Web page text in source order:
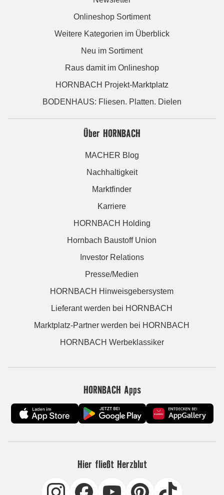
Onlineshop Sortiment
Weitere Kategorien im Überblick
Neu im Sortiment
Raus damit im Onlineshop
HORNBACH Projekt-Marktplatz
BODENHAUS: Fliesen. Platten. Dielen
Über HORNBACH
MACHER Blog
Nachhaltigkeit
Marktfinder
Karriere
HORNBACH Holding
Hornbach Baustoff Union
Investor Relations
Presse/Medien
HORNBACH Hinweisgebersystem
Lieferant werden bei HORNBACH
Marktplatz-Partner werden bei HORNBACH
HORNBACH Werbeklassiker
HORNBACH Apps
Hier fließt Herzblut